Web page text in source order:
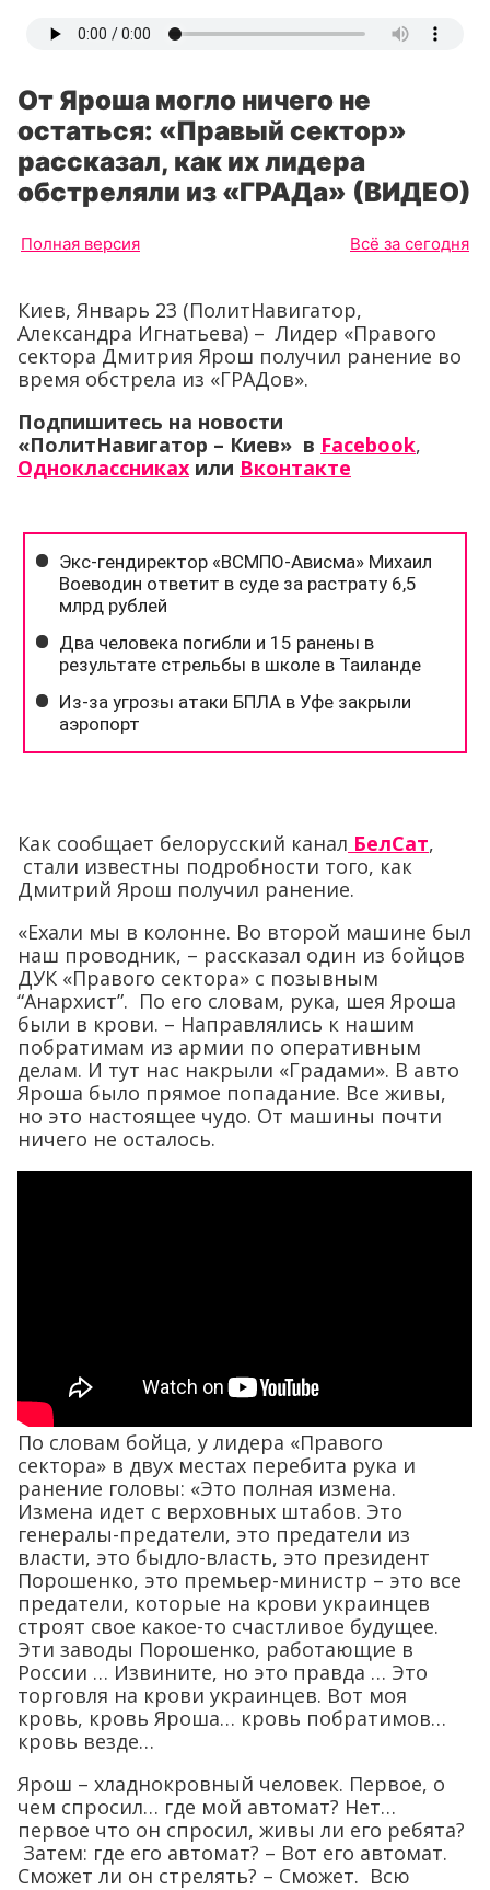
От Яроша могло ничего не
остаться: «Правый сектор»
рассказал, как их лидера
обстреляли из «ГРАДа» (ВИДЕО)
Полная версия Всё за сегодня
Киев, Январь 23 (ПолитНавигатор,
Александра Игнатьева) – Лидер «Правого
сектора Дмитрия Ярош получил ранение во
время обстрела из «ГРАДов».
Подпишитесь на новости
«ПолитНавигатор – Киев» в Facebook,
Одноклассниках или Вконтакте
Как сообщает белорусский канал БелСат,
стали известны подробности того, как
Дмитрий Ярош получил ранение.
«Ехали мы в колонне. Во второй машине был
наш проводник, – рассказал один из бойцов
ДУК «Правого сектора» с позывным
“Анархист”. По его словам, рука, шея Яроша
были в крови. – Направлялись к нашим
побратимам из армии по оперативным
делам. И тут нас накрыли «Градами». В авто
Яроша было прямое попадание. Все живы,
но это настоящее чудо. От машины почти
ничего не осталось.
По словам бойца, у лидера «Правого
сектора» в двух местах перебита рука и
ранение головы: «Это полная измена.
Измена идет с верховных штабов. Это
генералы-предатели, это предатели из
власти, это быдло-власть, это президент
Порошенко, это премьер-министр – это все
предатели, которые на крови украинцев
строят свое какое-то счастливое будущее.
Эти заводы Порошенко, работающие в
России … Извините, но это правда … Это
торговля на крови украинцев. Вот моя
кровь, кровь Яроша… кровь побратимов…
кровь везде…
Ярош – хладнокровный человек. Первое, о
чем спросил… где мой автомат? Нет…
первое что он спросил, живы ли его ребята?
Затем: где его автомат? – Вот его автомат.
Сможет ли он стрелять? – Сможет. Всю